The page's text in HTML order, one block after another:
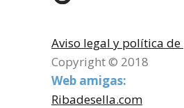
Aviso legal y política
Copyright © 2018
Web amigas:
Ribadesella.com